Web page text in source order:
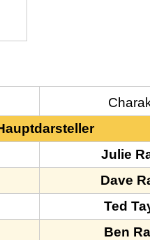
Julie
Dave
Ted
Ben